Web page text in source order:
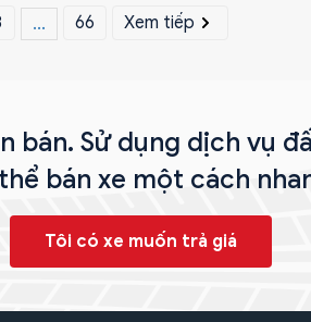
... 66 Xem tiếp
bán. Sử dụng dịch vụ
bán xe một cách
Tôi có xe muốn trả giá